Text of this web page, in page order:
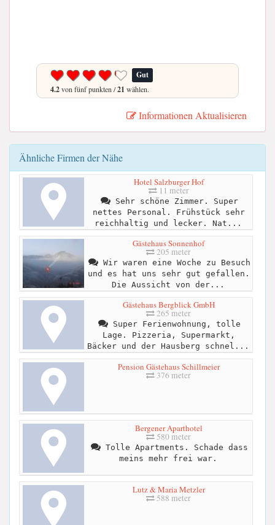
Gut
4.2von fünf punkten /21 wählen.
Informationen Aktualisieren
Ähnliche Firmen der Nähe
Hotel Salzburger Hof
11 meter
Sehr schöne Zimmer. Super
nettes Personal. Frühstück sehr
reichhaltig und lecker. Nat...
Gästehaus Sonnenhof
205 meter
Wir waren eine Woche zu Besuch
und es hat uns sehr gut gefallen.
Die Aussicht von der...
Gästehaus Bergblick GmbH
265 meter
Super Ferienwohnung, tolle
Lage. Pizzeria, Supermarkt,
Bäcker und der Hausberg schnel...
Pension Gästehaus Schillmeier
376 meter
Bergener Aparthotel
580 meter
Tolle Apartments. Schade dass
meins mehr frei war.
Lutz & Maria Metzler
588 meter